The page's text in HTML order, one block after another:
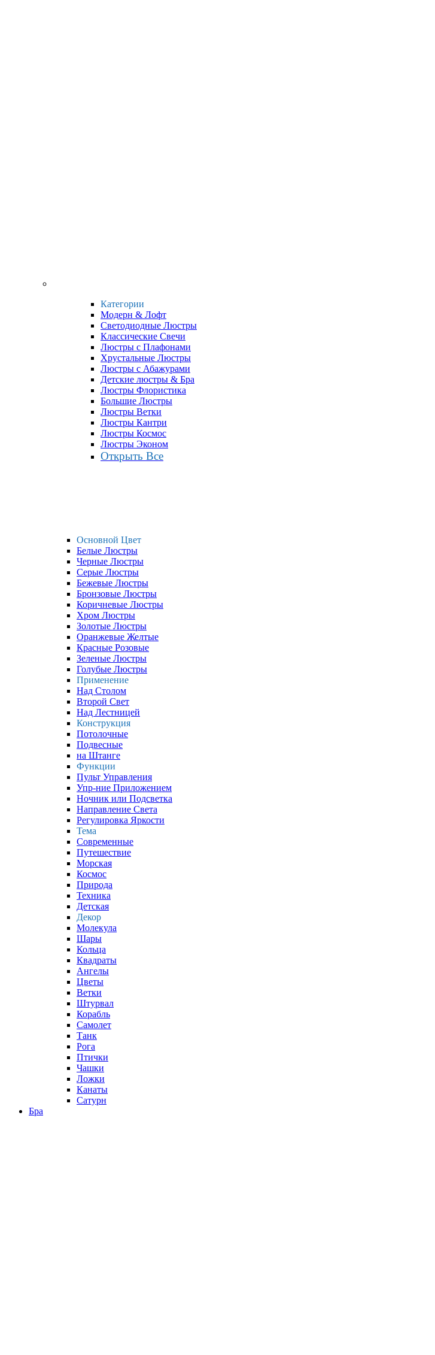
Категории
Модерн & Лофт
Светодиодные Люстры
Классические Свечи
Люстры с Плафонами
Хрустальные Люстры
Люстры с Абажурами
Детские люстры & Бра
Люстры Флористика
Большие Люстры
Люстры Ветки
Люстры Кантри
Люстры Космос
Люстры Эконом
Открыть Все
Основной Цвет
Белые Люстры
Черные Люстры
Серые Люстры
Бежевые Люстры
Бронзовые Люстры
Коричневые Люстры
Хром Люстры
Золотые Люстры
Оранжевые Желтые
Красные Розовые
Зеленые Люстры
Голубые Люстры
Применение
Над Столом
Второй Свет
Над Лестницей
Конструкция
Потолочные
Подвесные
на Штанге
Функции
Пульт Управления
Упр-ние Приложением
Ночник или Подсветка
Направление Света
Регулировка Яркости
Тема
Современные
Путешествие
Морская
Космос
Природа
Техника
Детская
Декор
Молекула
Шары
Кольца
Квадраты
Ангелы
Цветы
Ветки
Штурвал
Корабль
Самолет
Танк
Рога
Птички
Чашки
Ложки
Канаты
Сатурн
Бра